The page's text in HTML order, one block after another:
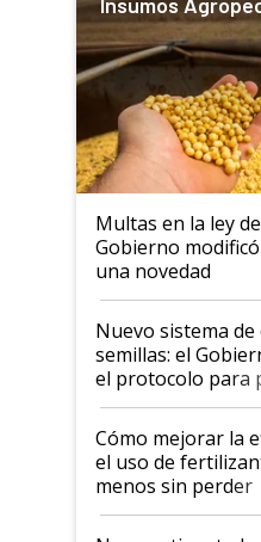
Multas en la ley
Gobierno
una novedad
Nuevo sistema
semillas: el
el protocolo para
propiedad
Cómo mejorar la
el uso de
menos sin perder
productividad en
fina